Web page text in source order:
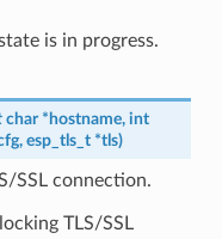
is in progress.
char * hostname, int
, esp_tls_t *tls)
SSL connection.
TLS/SSL